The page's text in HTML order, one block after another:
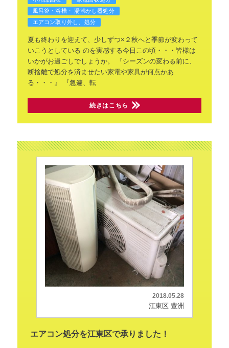
風呂釜・浴槽・ 湯沸かし器処分
エアコン取り外し、処分
夏も終わりを迎えて、少しずつ×２秋へと季節が変わって
いこうとしている のを実感する今日この頃・・・皆様は
いかがお過ごしでしょうか。
『シーズンの変わる前に、
断捨離で処分を済ませたい家電や家具が何点かあ
る・・・』
『急遽、転
続きはこちら
2018.05.28
江東区 豊洲
エアコン処分を江東区で承りました！